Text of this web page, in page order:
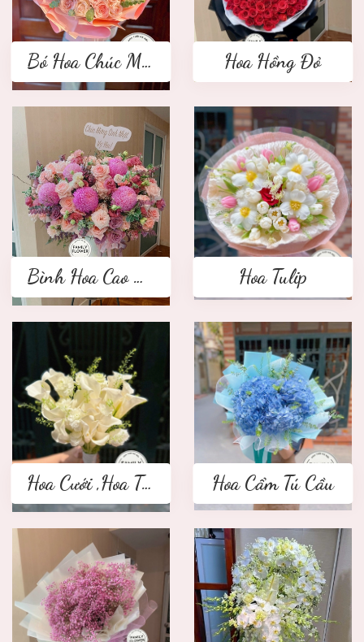
Bó Hoa Chúc Mừng Hoa Hồng Đỏ
Bình Hoa Cao Cấp Hoa Tulip
Hoa Cưới ,Hoa Tay Cầm Cô Dâu Hoa Cẩm Tú Cầu